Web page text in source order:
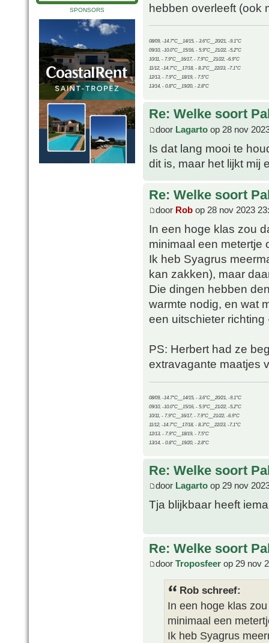
SPONSORS
hebben overleeft (ook
08/09, -14.7°C__14/15, - 3.6°C__20/21, -9.1°C
09/10, -10.0°C__15/16, - 5.9°C__21/22, -5.2°C
10/11, - 7.9°C__16/17, - 7.9°C__21/22, -6.9°C
11/12, -14.7°C__17/18, - 8.3°C__22/23, -7.1°C
12/13, - 7.9°C__18/19, - 7.5°C
13/14, - 0.8°C__19/20, - 2.8°C
Re: Welke soort
door Lagarto op 28 nov
Is dat lang mooi te
dit is, maar het lijkt mij
Re: Welke soort
door Rob op 28 nov 2023
In een hoge klas zou
minimaal een metertje
Ik heb Syagrus
kan zakken), maar
Die dingen hebben
warmte nodig, en wat
een uitschieter
PS: Herbert had ze
extravagante maatjes
08/09, -14.7°C__14/15, - 3.6°C__20/21, -9.1°C
09/10, -10.0°C__15/16, - 5.9°C__21/22, -5.2°C
10/11, - 7.9°C__16/17, - 7.9°C__21/22, -6.9°C
11/12, -14.7°C__17/18, - 8.3°C__22/23, -7.1°C
12/13, - 7.9°C__18/19, - 7.5°C
13/14, - 0.8°C__19/20, - 2.8°C
Re: Welke soort
door Lagarto op 29 nov
Tja blijkbaar heeft
Re: Welke soort
door Troposfeer op 29 nov
Rob schreef:
In een hoge klas
minimaal een
Ik heb Syagrus